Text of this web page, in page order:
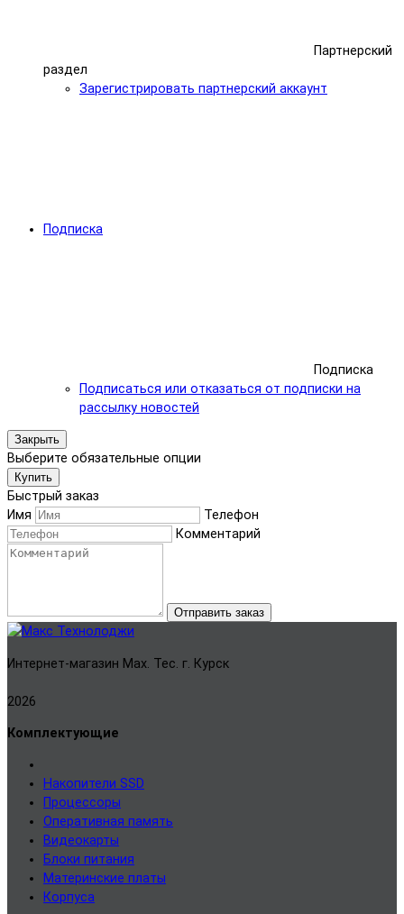
Партнерcкий
раздел
Зарегистрировать партнерский аккаунт
Подписка
Подписка
Подписаться или отказаться от подписки на
рассылку новостей
Закрыть
Выберите обязательные опции
Купить
Быстрый заказ
Имя
Телефон
Комментарий
Отправить заказ
Интернет-магазин Мах. Тес. г. Курск
2026
Комплектующие
Накопители SSD
Процессоры
Оперативная память
Видеокарты
Блоки питания
Материнские платы
Корпуса